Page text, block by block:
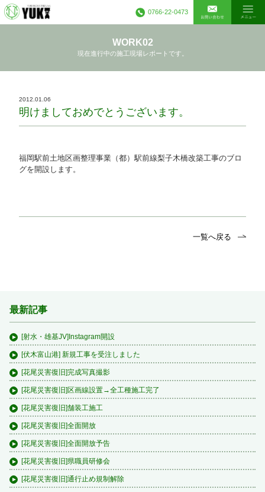
0766-22-0473
WORK02
現在進行中の施工現場レポートです。
2012.01.06
明けましておめでとうございます。
福岡駅前土地区画整理事業（都）駅前線梨子木橋改築工事のブロ
グを開設します。
一覧へ戻る
最新記事
[射水・雄基JV]Instagram開設
[伏木富山港] 新規工事を受注しました
[花尾災害復旧]完成写真撮影
[花尾災害復旧]区画線設置→全工種施工完了
[花尾災害復旧]舗装工施工
[花尾災害復旧]全面開放
[花尾災害復旧]全面開放予告
[花尾災害復旧]県職員研修会
[花尾災害復旧]通行止め規制解除